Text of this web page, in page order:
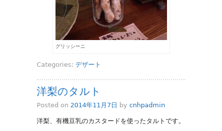
グリッシーニ
Categories: デザート
洋梨のタルト
Posted on 2014年11月7日 by cnhpadmin
洋梨、有機豆乳のカスタードを使ったタルトです。